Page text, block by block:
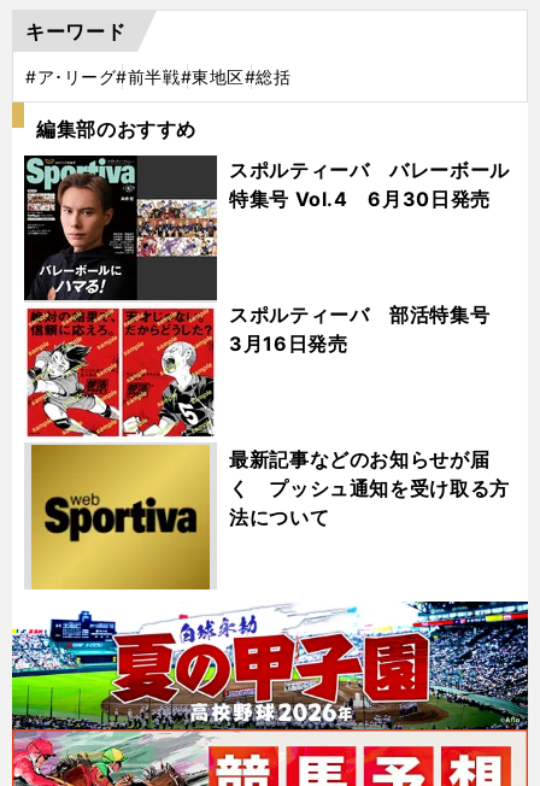
キーワード
#ア･リーグ#前半戦#東地区#総括
編集部のおすすめ
スポルティーバ バレーボール
特集号 Vol.4 6月30日発売
スポルティーバ 部活特集号
3月16日発売
最新記事などのお知らせが届
く プッシュ通知を受け取る方
法について